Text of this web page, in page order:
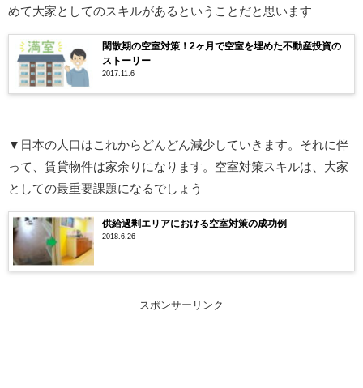
めて大家としてのスキルがあるということだと思います
閑散期の空室対策！2ヶ月で空室を埋めた不動産投資の
ストーリー
2017.11.6
▼日本の人口はこれからどんどん減少していきます。それに伴
って、賃貸物件は家余りになります。空室対策スキルは、大家
としての最重要課題になるでしょう
供給過剰エリアにおける空室対策の成功例
2018.6.26
スポンサーリンク